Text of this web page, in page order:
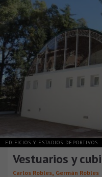
EDIFICIOS Y ESTADIOS DEPORTIVOS
Vestuarios y
Carlos Robles, Germán Robles